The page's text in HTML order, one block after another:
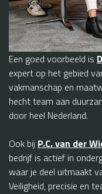
Een goed voorbeeld is
expert op het gebied
vakmanschap en
hecht team aan
door heel Nederland.
Ook bij P.C. van der
bedrijf is actief in
waar je deel uitmaakt
Veiligheid, precisie en